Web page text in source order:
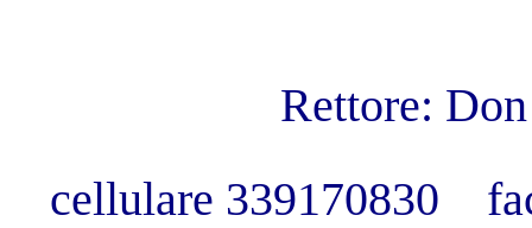
Rettore:
cellulare 339170830